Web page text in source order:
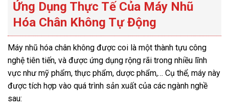
Ứng Dụng Thực Tế Của Máy Nhũ
Hóa Chân Không Tự Động
Máy nhũ hóa chân không được coi là một thành tựu công
nghệ tiên tiến, và được ứng dụng rộng rãi trong nhiều lĩnh
vực như mỹ phẩm, thực phẩm, dược phẩm,… Cụ thể, máy này
được tích hợp vào quá trình sản xuất của các ngành nghề
sau: